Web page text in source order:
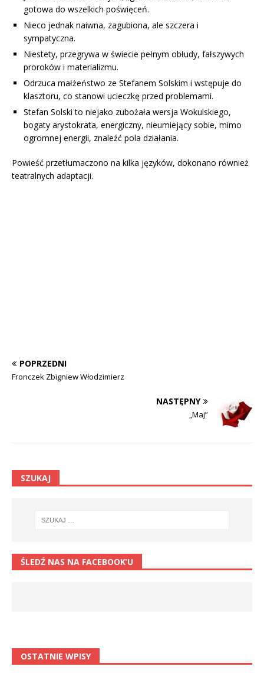
gotowa do wszelkich poświęceń.
Nieco jednak naiwna, zagubiona, ale szczera i
sympatyczna.
Niestety, przegrywa w świecie pełnym obłudy, fałszywych
proroków i materializmu.
Odrzuca małżeństwo ze Stefanem Solskim i wstępuje do
klasztoru, co stanowi ucieczkę przed problemami.
Stefan Solski to niejako zubożała wersja Wokulskiego,
bogaty arystokrata, energiczny, nieumiejący sobie, mimo
ogromnej energii, znaleźć pola działania.
Powieść przetłumaczono na kilka języków, dokonano również
teatralnych adaptacji.
POPRZEDNI
Fronczek Zbigniew Włodzimierz
NASTĘPNY
„Maj”
SZUKAJ
ŚLEDŹ NAS NA FACEBOOK’U
OSTATNIE WPISY